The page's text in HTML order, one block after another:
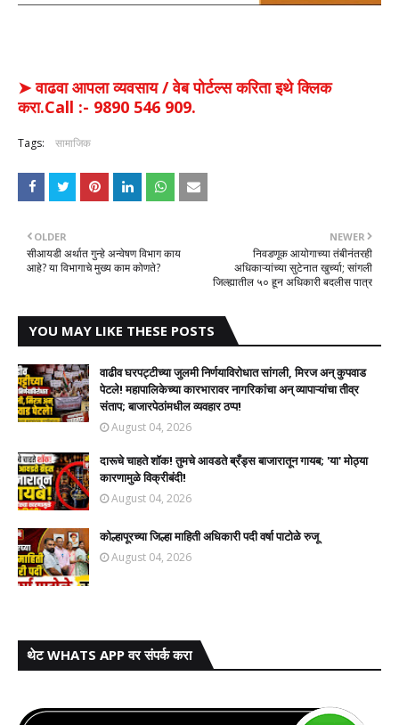
➤ वाढवा आपला व्यवसाय / वेब पोर्टल्स करिता इथे क्लिक
करा.Call :- 9890 546 909.
Tags: सामाजिक
NEWER
निवडणूक आयोगाच्या तंबीनंतरही
अधिकाऱ्यांच्या सुटेनात खुर्च्या; सांगली
जिल्ह्यातील ५० हून अधिकारी बदलीस पात्र
OLDER
सीआयडी अर्थात गुन्हे अन्वेषण विभाग काय
आहे? या विभागाचे मुख्य काम कोणते?
YOU MAY LIKE THESE POSTS
वाढीव घरपट्टीच्या जुलमी निर्णयाविरोधात सांगली, मिरज अन् कुपवाड
पेटले! महापालिकेच्या कारभारावर नागरिकांचा अन् व्यापाऱ्यांचा तीव्र
संताप; बाजारपेठांमधील व्यवहार ठप्प!​
August 04, 2026
दारूचे चाहते शॉक! तुमचे आवडते ब्रँड्स बाजारातून गायब; 'या' मोठ्या
कारणामुळे विक्रीबंदी!
August 04, 2026
कोल्हापूरच्या जिल्हा माहिती अधिकारी पदी वर्षा पाटोळे रुजू
August 04, 2026
थेट WHATS APP वर संपर्क करा